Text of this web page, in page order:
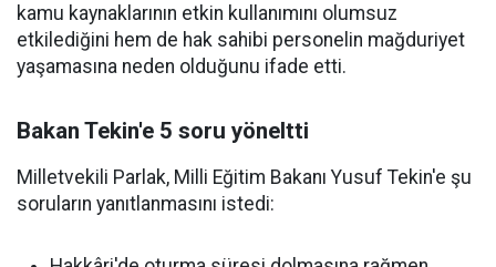
kamu kaynaklarının etkin kullanımını olumsuz
etkilediğini hem de hak sahibi personelin mağduriyet
yaşamasına neden olduğunu ifade etti.
Bakan Tekin'e 5 soru yöneltti
Milletvekili Parlak, Milli Eğitim Bakanı Yusuf Tekin'e şu
soruların yanıtlanmasını istedi: